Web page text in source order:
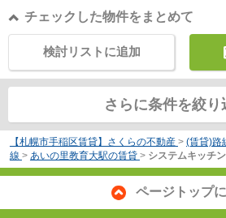
チェックした物件をまとめて
検討リストに追加
さらに条件を絞り
【札幌市手稲区賃貸】さくらの不動産 > (賃貸)路
線 > あいの里教育大駅の賃貸 > システムキッチン
ページトップ